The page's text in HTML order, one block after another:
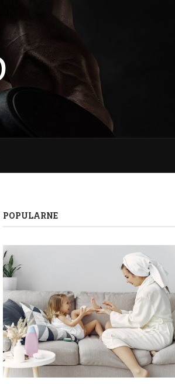
POPULARNE